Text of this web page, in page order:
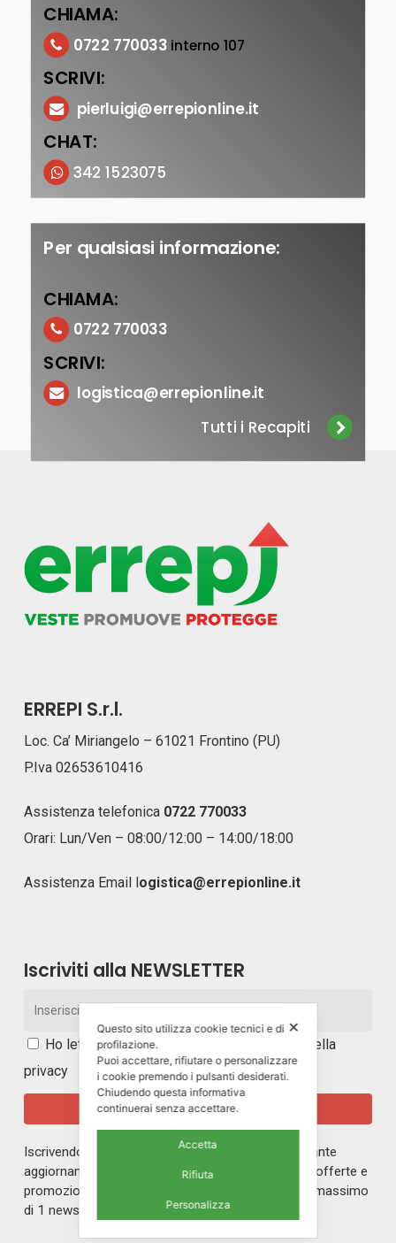
CHIAMA:
0722 770033 interno 107
SCRIVI:
pierluigi@errepionline.it
CHAT:
342 1523075
Per qualsiasi informazione:
CHIAMA:
0722 770033
SCRIVI:
logistica@errepionline.it
Tutti i Recapiti
ERREPI S.r.l.
Loc. Ca’ Miriangelo – 61021 Frontino (PU)
P.Iva 02653610416
Assistenza telefonica 0722 770033
Orari: Lun/Ven – 08:00/12:00 – 14:00/18:00
Assistenza Email ogistica@errepionline.it
Iscriviti alla NEWSLETTER
Ho letto e accetto i
termini e le condizioni della
privacy
Iscrivendoti alla nostra newsletter rimarrai in costante
aggiornamento sul mondo di ERREPI, sulle nuove offerte e
promozioni riservate ai nostri iscritti. Riceverai un massimo
di 1 newsletter al mese.
✕
Questo sito utilizza cookie tecnici e di
profilazione.
Puoi accettare, rifiutare o personalizzare
i cookie premendo i pulsanti desiderati.
Chiudendo questa informativa
continuerai senza accettare.
Accetta
Rifiuta
Personalizza